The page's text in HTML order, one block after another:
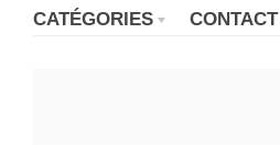
CATÉGORIES
CONTACT